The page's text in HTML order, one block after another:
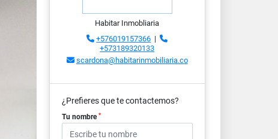
Habitar Inmobliaria
+576019157366 |
+573189320133
scardona@habitarinmobiliaria.co
¿Prefieres que te contactemos?
Tu nombre *